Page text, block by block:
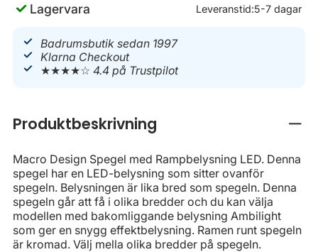
Lagervara Leveranstid:5-7 dagar
Badrumsbutik sedan 1997
Klarna Checkout
★★★★☆4.4 på Trustpilot
Produktbeskrivning
Macro Design Spegel med Rampbelysning LED. Denna
spegel har en LED-belysning som sitter ovanför
spegeln. Belysningen är lika bred som spegeln. Denna
spegeln går att få i olika bredder och du kan välja
modellen med bakomliggande belysning Ambilight
som ger en snygg effektbelysning. Ramen runt spegeln
är kromad. Välj mella olika bredder på spegeln.